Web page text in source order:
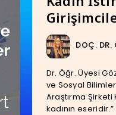
DOÇ. DR.
Dr. Öğr. Üyesi
ve Sosyal
Araştırma Şirketi Kurucusu
kadının